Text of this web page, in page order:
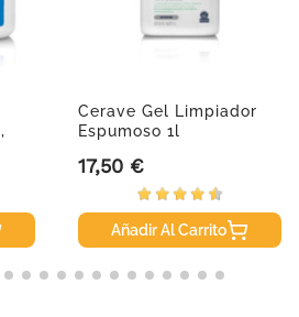
Cerave Gel Limpiador
Espumoso 1l
Precio
17,50 €
Añadir Al Carrito